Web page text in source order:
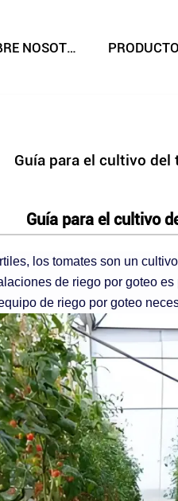
SOBRE NOSOTROS
Guía para el cultivo del
Guía para el cultivo
los tomates son un
de riego por goteo
de riego por goteo